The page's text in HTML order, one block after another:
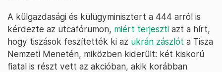
A külgazdasági és külügyminisztert a 444 arról is
kérdezte az utcafórumon, miért terjeszti azt a hírt,
hogy tiszások feszítették ki az ukrán zászlót a Tisza
Nemzeti Menetén, miközben kiderült: két kiskorú
fiatal is részt vett az akcióban, akik korábban